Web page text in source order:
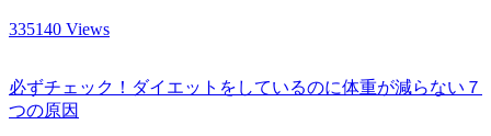
335140 Views
必ずチェック！ダイエットをしているのに体重が減らない７
つの原因